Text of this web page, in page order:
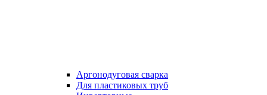
Аргонодуговая сварка
Для пластиковых труб